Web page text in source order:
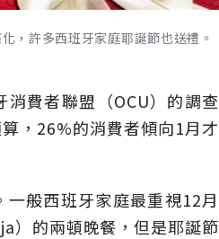
，許多西班牙家庭耶誕節也送禮。
費者聯盟（OCU）的調查
，26%的消費者傾向1月才
般西班牙家庭最重視12月
）的兩頓晚餐，但是耶誕節